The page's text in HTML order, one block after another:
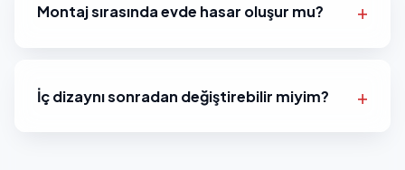
Montaj sırasında evde hasar oluşur mu?
İç dizaynı sonradan değiştirebilir miyim?